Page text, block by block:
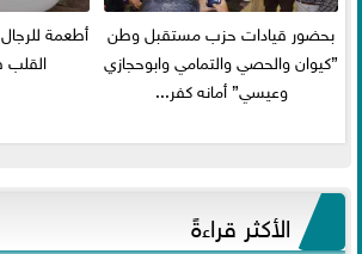
بحضور قيادات حزب مستقبل وطن
”كيوان والحصي والتمامي وابوحجازي
وعيسي” أمانه كفر...
أطعمة
القلب
الأكثر قراءةً